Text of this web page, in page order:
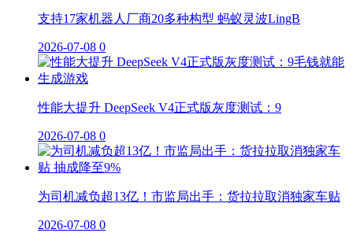
支持17家机器人厂商20多种构型 蚂蚁灵波LingB
2026-07-08 0
性能大提升 DeepSeek V4正式版灰度测试：9
2026-07-08 0
为司机减负超13亿！市监局出手：货拉拉取消独家车贴
2026-07-08 0